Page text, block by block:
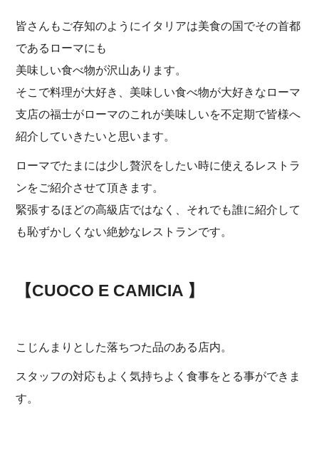
皆さんもご存知のようにイタリアは美食の国でその首都
であるローマにも
美味しい食べ物が沢山あります。
そこで料理が大好き、美味しい食べ物が大好きなローマ
支店の福士がローマのこれが美味しいを不定期で皆様へ
紹介していきたいと思います。
ローマでたまには少し贅沢をしたい時に使えるレストラ
ンをご紹介させて頂きます。
緊張するほどの高級店ではなく、それでも誰に紹介して
も恥ずかしくない絶妙なレストランです。
【CUOCO E CAMICIA 】
こじんまりとした落ちつた品のある店内。
スタッフの対応もよく気持ちよく食事をとる事ができま
す。